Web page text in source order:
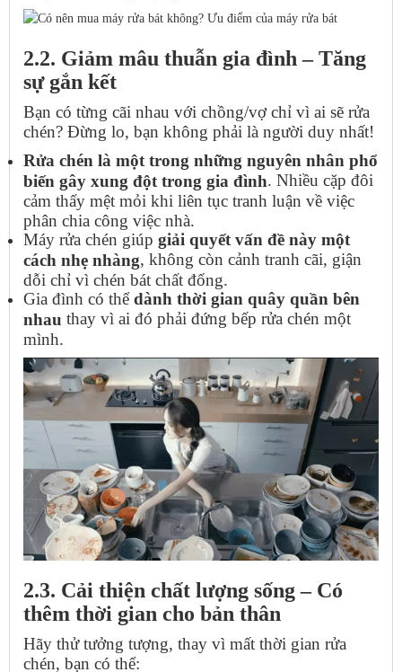
2.2. Giảm mâu thuẫn gia đình – Tăng
sự gắn kết
Bạn có từng cãi nhau với chồng/vợ chỉ vì ai sẽ rửa
chén? Đừng lo, bạn không phải là người duy nhất!
Rửa chén là một trong những nguyên nhân phổ
biến gây xung đột trong gia đình. Nhiều cặp đôi
cảm thấy mệt mỏi khi liên tục tranh luận về việc
phân chia công việc nhà.
Máy rửa chén giúp giải quyết vấn đề này một
cách nhẹ nhàng, không còn cảnh tranh cãi, giận
dỗi chỉ vì chén bát chất đống.
Gia đình có thểdành thời gian quây quần bên
nhau thay vì ai đó phải đứng bếp rửa chén một
mình.
2.3. Cải thiện chất lượng sống – Có
thêm thời gian cho bản thân
Hãy thử tưởng tượng, thay vì mất thời gian rửa
chén, bạn có thể: